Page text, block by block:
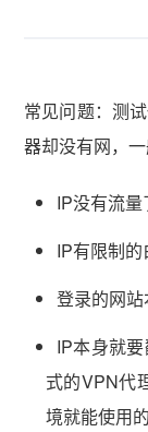
常见问题：测
器却没有网，一
IP没有流量
IP有限制的
登录的网站
IP本身就
式的VPN代
境就能使用